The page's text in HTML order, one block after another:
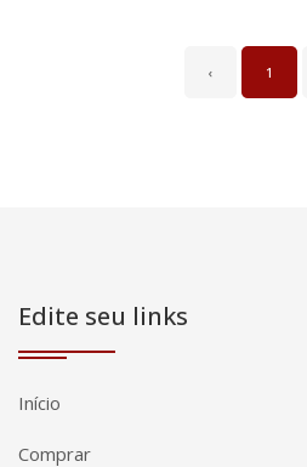
‹ 1
Edite seu links
Início
Comprar